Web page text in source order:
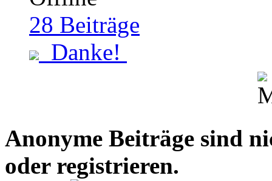
28 Beiträge
Danke!
Anonyme Beiträge sind
oder registrieren.